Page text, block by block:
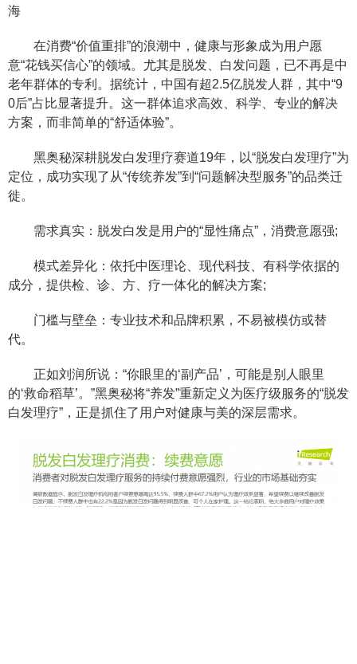
海
在消费“价值重排”的浪潮中，健康与形象成为用户愿
意“花钱买信心”的领域。尤其是脱发、白发问题，已不再是中
老年群体的专利。据统计，中国有超2.5亿脱发人群，其中“9
0后”占比显著提升。这一群体追求高效、科学、专业的解决
方案，而非简单的“舒适体验”。
黑奥秘深耕脱发白发理疗赛道19年，以“脱发白发理疗”为
定位，成功实现了从“传统养发”到“问题解决型服务”的品类迁
徙。
需求真实：脱发白发是用户的“显性痛点”，消费意愿强;
模式差异化：依托中医理论、现代科技、有科学依据的
成分，提供检、诊、方、疗一体化的解决方案;
门槛与壁垒：专业技术和品牌积累，不易被模仿或替
代。
正如刘润所说：“你眼里的‘副产品’，可能是别人眼里
的‘救命稻草’。”黑奥秘将“养发”重新定义为医疗级服务的“脱发
白发理疗”，正是抓住了用户对健康与美的深层需求。